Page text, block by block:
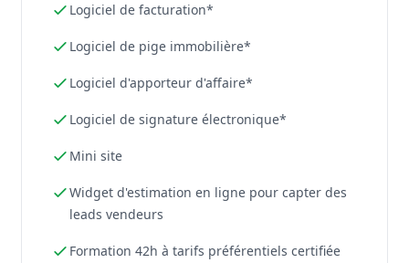
Logiciel de facturation*
Logiciel de pige immobilière*
Logiciel d'apporteur d'affaire*
Logiciel de signature électronique*
Mini site
Widget d'estimation en ligne pour capter des
leads vendeurs
Formation 42h à tarifs préférentiels certifiée